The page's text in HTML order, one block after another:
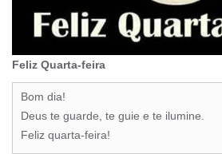
Feliz Quarta-feira
Bom dia!
Deus te guarde, te guie e te ilumine.
Feliz quarta-feira!